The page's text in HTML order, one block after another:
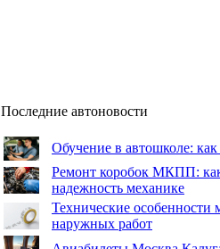
Последние автоновости
Обучение в автошколе:
Ремонт коробок МКПП: как
надежность механике
Технические особенности
наружных работ